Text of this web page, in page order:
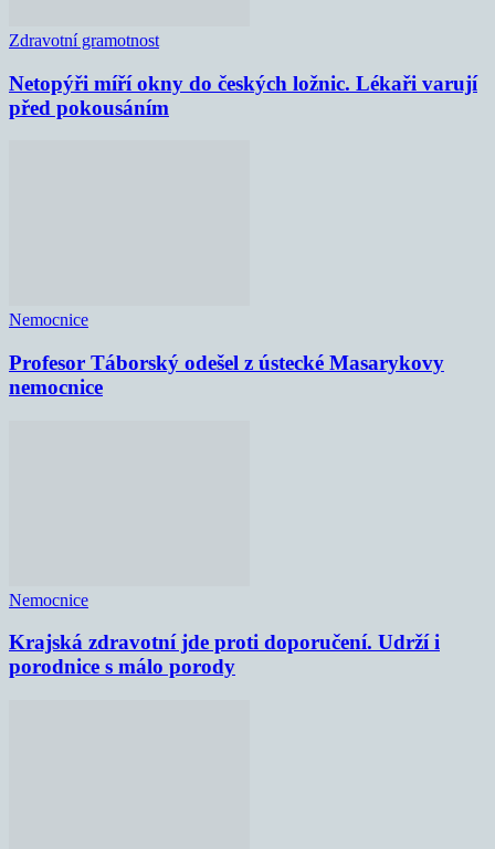
Zdravotní gramotnost
Netopýři míří okny do českých ložnic. Lékaři varují
před pokousáním
Nemocnice
Profesor Táborský odešel z ústecké Masarykovy
nemocnice
Nemocnice
Krajská zdravotní jde proti doporučení. Udrží i
porodnice s málo porody